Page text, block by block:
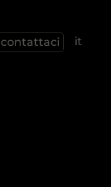
contattaci it